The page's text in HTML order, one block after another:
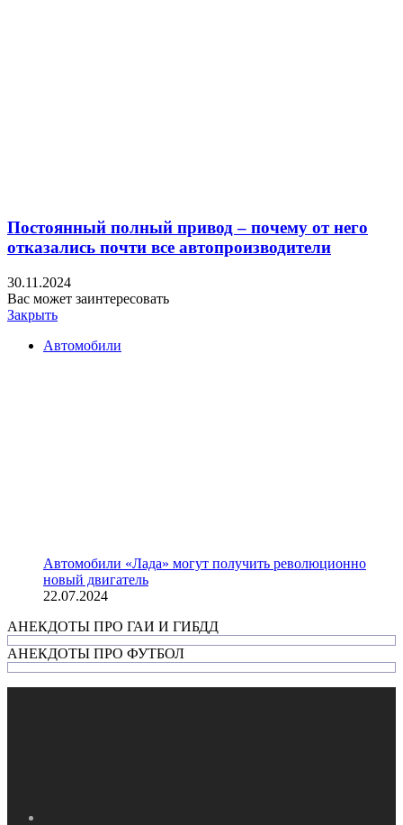
Постоянный полный привод – почему от него
отказались почти все автопроизводители
30.11.2024
Вас может заинтересовать
Закрыть
Автомобили
Автомобили «Лада» могут получить революционно
новый двигатель
22.07.2024
АНЕКДОТЫ ПРО ГАИ И ГИБДД
АНЕКДОТЫ ПРО ФУТБОЛ